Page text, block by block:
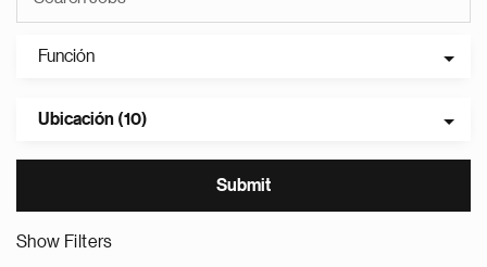
Función
Ubicación (10)
Show Filters